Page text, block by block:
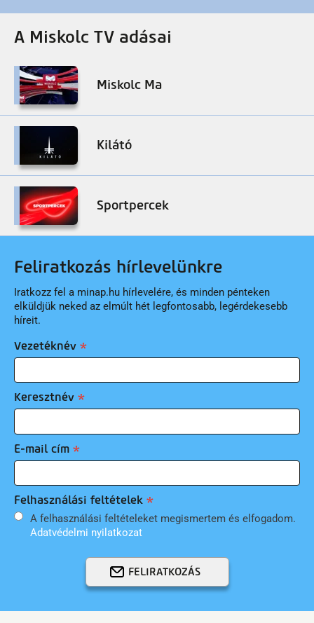
A Miskolc TV adásai
Miskolc Ma
Kilátó
Sportpercek
Feliratkozás hírlevelünkre
Iratkozz fel a minap.hu hírlevelére, és minden pénteken
elküldjük neked az elmúlt hét legfontosabb, legérdekesebb
híreit.
Vezetéknév
Keresztnév
E-mail cím
Felhasználási feltételek
A felhasználási feltételeket megismertem és elfogadom.
Adatvédelmi nyilatkozat
FELIRATKOZÁS